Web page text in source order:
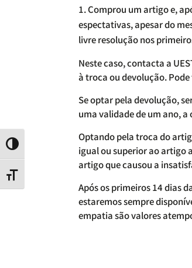
Contraste
Tamanho da letra
Comprou um artigo e,
espectativas, apesar do
livre resolução nos
Neste caso, contacta a
à troca ou devolução.
Se optar pela devolução,
uma validade de um ano,
Optando pela troca do
igual ou superior ao artigo
artigo que causou a
Após os primeiros 14 dias
estaremos sempre
empatia são valores